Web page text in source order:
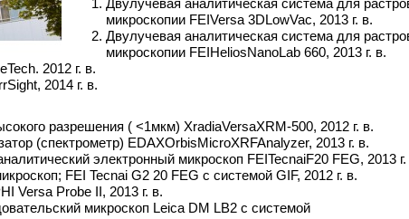
1. Двулучевая аналитическая система для
микроскопии FEIVersa 3DLowVac, 2013 г. в.
2. Двулучевая аналитическая система для
микроскопии FEIHeliosNanoLab 660, 2013 г. в.
2012 г. в.
2014 г. в.
разрешения ( <1мкм) XradiaVersaXRM-500, 2012 г. в.
(спектрометр) EDAXOrbisMicroXRFAnalyzer, 2013 г. в.
электронный микроскоп FEITecnaiF20 FEG, 2013 г.
FEI Tecnai G2 20 FEG c системой GIF, 2012 г. в.
Versa Probe II, 2013 г. в.
микроскоп Leica DM LB2 с системой